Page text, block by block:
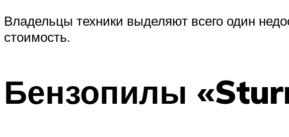
Владельцы техники выделяют всего один
стоимость.
Бензопилы